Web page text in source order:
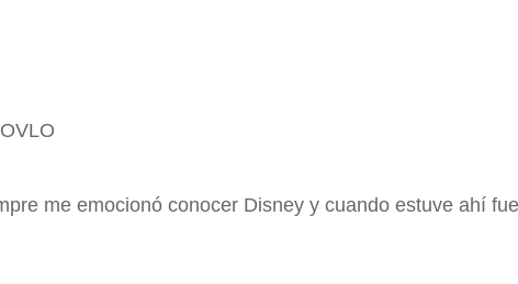
me emocionó conocer Disney y cuando estuve ahí